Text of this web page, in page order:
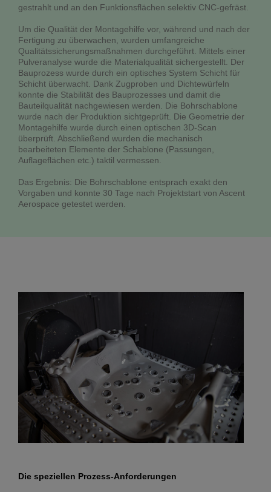
gestrahlt und an den Funktionsflächen selektiv CNC-gefräst.
Um die Qualität der Montagehilfe vor, während und nach der
Fertigung zu überwachen, wurden umfangreiche
Qualitätssicherungsmaßnahmen durchgeführt. Mittels einer
Pulveranalyse wurde die Materialqualität sichergestellt. Der
Bauprozess wurde durch ein optisches System Schicht für
Schicht überwacht. Dank Zugproben und Dichtewürfeln
konnte die Stabilität des Bauprozesses und damit die
Bauteilqualität nachgewiesen werden. Die Bohrschablone
wurde nach der Produktion sichtgeprüft. Die Geometrie der
Montagehilfe wurde durch einen optischen 3D-Scan
überprüft. Abschließend wurden die mechanisch
bearbeiteten Elemente der Schablone (Passungen,
Auflageflächen etc.) taktil vermessen.
Das Ergebnis: Die Bohrschablone entsprach exakt den
Vorgaben und konnte 30 Tage nach Projektstart von Ascent
Aerospace getestet werden.
Die speziellen Prozess-Anforderungen